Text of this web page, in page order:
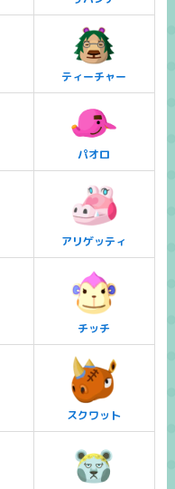
ティーチャー
パオロ
アリゲッティ
チッチ
スクワット